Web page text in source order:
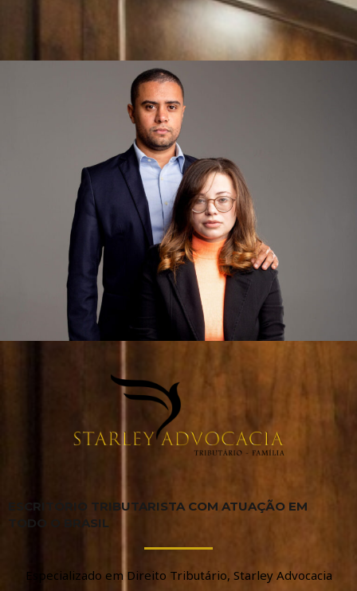
ESCRITÓRIO TRIBUTARISTA COM ATUAÇÃO EM
TODO O BRASIL
Especializado em Direito Tributário, Starley Advocacia